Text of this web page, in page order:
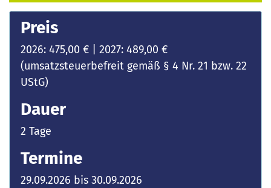
Preis
2026: 475,00 € | 2027: 489,00 €
(umsatzsteuerbefreit gemäß § 4 Nr. 21 bzw. 22
UStG)
Dauer
2 Tage
Termine
29.09.2026 bis 30.09.2026